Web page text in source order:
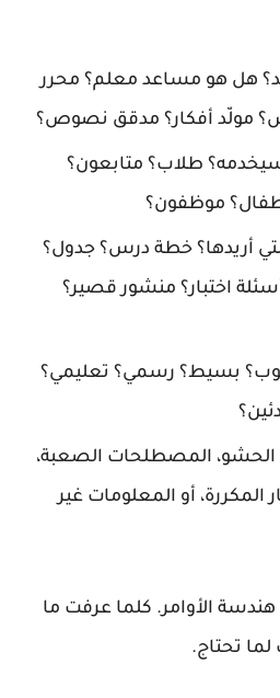
هل هو مساعد معلم؟ محرر
مولّد أفكار؟ مدقق نصوص؟
طلاب؟ متابعون؟
موظفون؟
أريدها؟ خطة درس؟ جدول؟
اختبار؟ منشور قصير؟
بسيط؟ رسمي؟ تعليمي؟
الحشو، المصطلحات الصعبة،
المكررة، أو المعلومات غير
هندسة الأوامر. كلما عرفت ما
لما تحتاج.